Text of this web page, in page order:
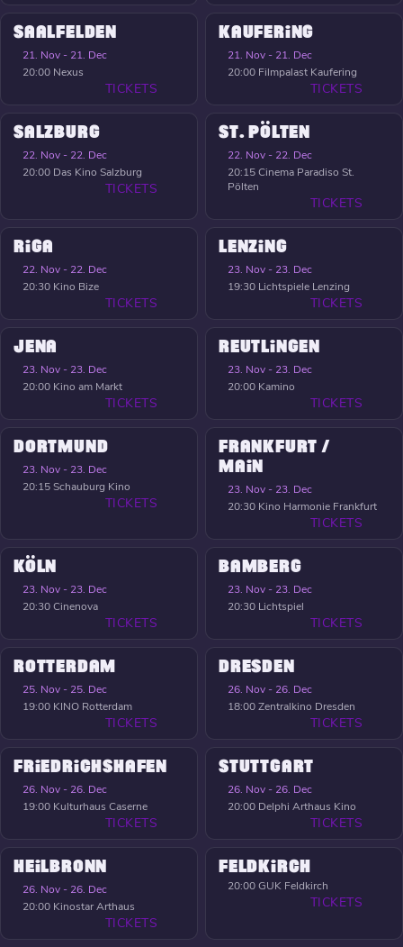
SAALFELDEN
21. Nov - 21. Dec
20:00 Nexus
TICKETS
KAUFERING
21. Nov - 21. Dec
20:00 Filmpalast Kaufering
TICKETS
SALZBURG
22. Nov - 22. Dec
20:00 Das Kino Salzburg
TICKETS
ST. PÖLTEN
22. Nov - 22. Dec
20:15Cinema Paradiso St.
Pölten
TICKETS
RIGA
22. Nov - 22. Dec
20:30 Kino Bize
TICKETS
LENZING
23. Nov - 23. Dec
19:30 Lichtspiele Lenzing
TICKETS
JENA
23. Nov - 23. Dec
20:00 Kino am Markt
TICKETS
REUTLINGEN
23. Nov - 23. Dec
20:00 Kamino
TICKETS
DORTMUND
23. Nov - 23. Dec
20:15Schauburg Kino
TICKETS
FRANKFURT /
MAIN
23. Nov - 23. Dec
20:30 Kino Harmonie Frankfurt
TICKETS
KÖLN
23. Nov - 23. Dec
20:30Cinenova
TICKETS
BAMBERG
23. Nov - 23. Dec
20:30 Lichtspiel
TICKETS
ROTTERDAM
25. Nov - 25. Dec
19:00 KINO Rotterdam
TICKETS
DRESDEN
26. Nov - 26. Dec
18:00Zentralkino Dresden
TICKETS
FRIEDRICHSHAFEN
26. Nov - 26. Dec
19:00 Kulturhaus Caserne
TICKETS
STUTTGART
26. Nov - 26. Dec
20:00 Delphi Arthaus Kino
TICKETS
HEILBRONN
26. Nov - 26. Dec
20:00 Kinostar Arthaus
TICKETS
FELDKIRCH
20:00GUK Feldkirch
TICKETS